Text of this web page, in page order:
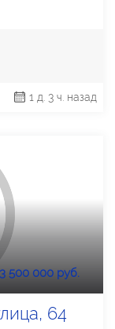
1 д. 3 ч. назад
3 500 000 руб.
64